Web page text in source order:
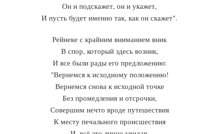
Он и подскажет, он и укажет,
И пусть будет именно так, как он скажет".
Рейнеке с крайним вниманием вник
В спор, который здесь возник,
И все были рады его предложению:
"Вернемся к исходному положению!
Вернемся снова к исходной точке
Без промедления и отсрочки,
Совершим нечто вроде путешествия
К месту печального происшествия